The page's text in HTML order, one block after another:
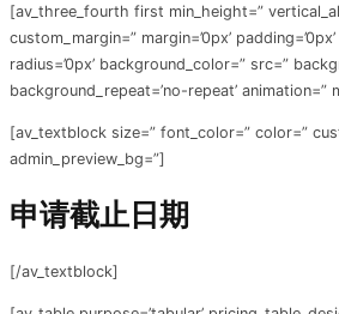
[av_three_fourth first min_height=”
custom_margin=” margin=’0px’
radius=’0px’ background_color=” src=”
background_repeat=’no-repeat’ animation=”
[av_textblock size=” font_color=” color=”
admin_preview_bg=”]
申请截止日期
[/av_textblock]